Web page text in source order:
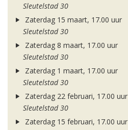
Sleutelstad 30
Zaterdag 15 maart, 17.00 uur
Sleutelstad 30
Zaterdag 8 maart, 17.00 uur
Sleutelstad 30
Zaterdag 1 maart, 17.00 uur
Sleutelstad 30
Zaterdag 22 februari, 17.00 uur
Sleutelstad 30
Zaterdag 15 februari, 17.00 uur